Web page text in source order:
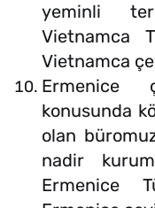
yeminli
Vietnamca
Vietnamca
Ermenice
konusunda
olan
nadir
Ermenice